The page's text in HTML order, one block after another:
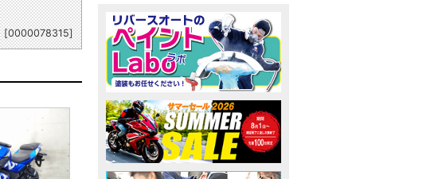
[0000078315]